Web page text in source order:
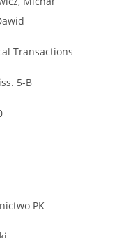
Transactions
5-B
PK